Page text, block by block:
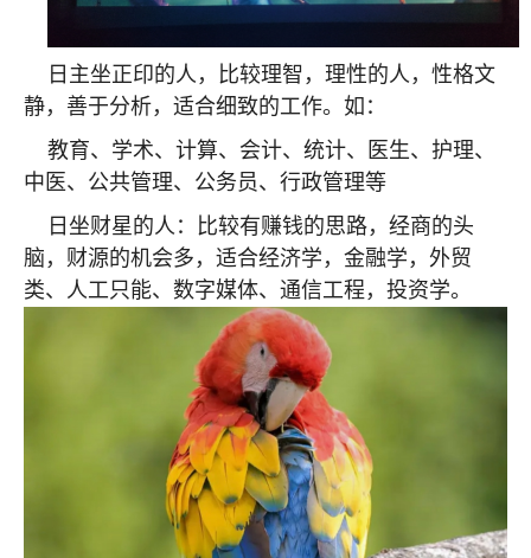
日主坐正印的人，比较理智，理性的人，性格文
静，善于分析，适合细致的工作。如：
教育、学术、计算、会计、统计、医生、护理、
中医、公共管理、公务员、行政管理等
日坐财星的人：比较有赚钱的思路，经商的头
脑，财源的机会多，适合经济学，金融学，外贸
类、人工只能、数字媒体、通信工程，投资学。